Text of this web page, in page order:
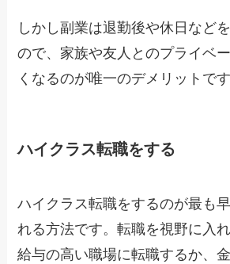
しかし副業は退勤後や休日など
ので、家族や友人とのプライベ
くなるのが唯一のデメリットです
ハイクラス転職をする
ハイクラス転職をするのが最も
れる方法です。転職を視野に入
給与の高い職場に転職するか、